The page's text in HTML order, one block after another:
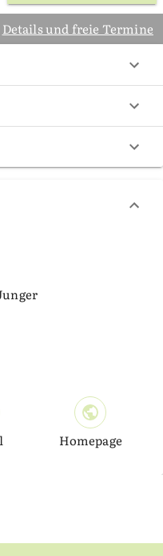
Details und freie Termine
Homepage